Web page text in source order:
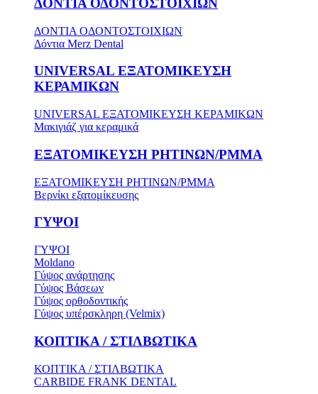
ΔΟΝΤΙΑ ΟΔΟΝΤΟΣΤΟΙΧΙΩΝ
ΔΟΝΤΙΑ ΟΔΟΝΤΟΣΤΟΙΧΙΩΝ
Δόντια Merz Dental
UNIVERSAL ΕΞΑΤΟΜΙΚΕΥΣΗ
ΚΕΡΑΜΙΚΩΝ
UNIVERSAL ΕΞΑΤΟΜΙΚΕΥΣΗ ΚΕΡΑΜΙΚΩΝ
Μακιγιάζ για κεραμικά
ΕΞΑΤΟΜΙΚΕΥΣΗ ΡΗΤΙΝΩΝ/PMMA
ΕΞΑΤΟΜΙΚΕΥΣΗ ΡΗΤΙΝΩΝ/PMMA
Βερνίκι εξατομίκευσης
ΓΥΨΟΙ
ΓΥΨΟΙ
Moldano
Γύψος ανάρτησης
Γύψος Βάσεων
Γύψος ορθοδοντικής
Γύψος υπέρσκληρη (Velmix)
ΚΟΠΤΙΚΑ / ΣΤΙΛΒΩΤΙΚΑ
ΚΟΠΤΙΚΑ / ΣΤΙΛΒΩΤΙΚΑ
CARBIDE FRANK DENTAL